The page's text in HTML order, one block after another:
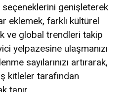
genişleterek
eklemek, farklı kültürel
ve global trendleri takip
yelpazesine ulaşmanızı
sayılarınızı artırarak,
kitleler tarafından